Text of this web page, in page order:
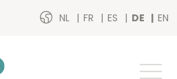
NL FR ES DE EN